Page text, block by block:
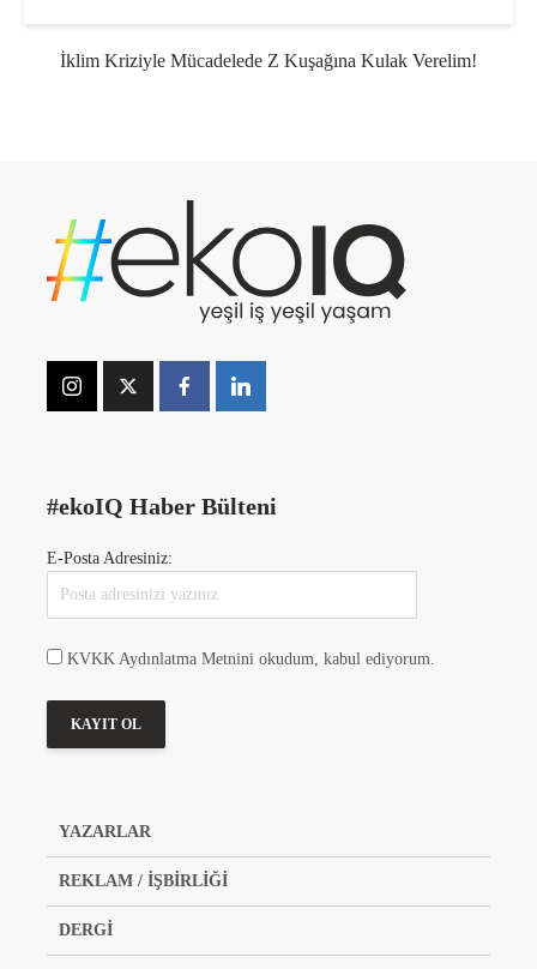
İklim Kriziyle Mücadelede Z Kuşağına Kulak Verelim!
#ekoIQ Haber Bülteni
E-Posta Adresiniz:
KVKK Aydınlatma Metnini okudum, kabul ediyorum.
YAZARLAR
REKLAM / İŞBİRLİĞİ
DERGİ